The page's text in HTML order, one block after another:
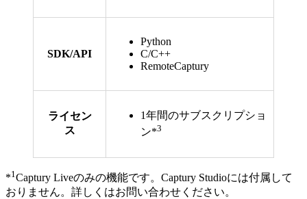
SDK/API
Python
C/C++
RemoteCaptury
ライセン
ス
1年間のサブスクリプショ
ン*3
*1Captury Liveのみの機能です。Captury Studioには付属して
おりません。詳しくはお問い合わせください。